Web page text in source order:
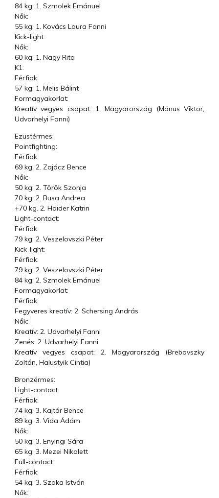
84 kg: 1. Szmolek Emánuel
Nők:
55 kg: 1. Kovács Laura Fanni
Kick-light:
Nők:
60 kg: 1. Nagy Rita
K1:
Férfiak:
57 kg: 1. Melis Bálint
Formagyakorlat:
Kreatív vegyes csapat: 1. Magyarország (Mónus Viktor,
Udvarhelyi Fanni)
Ezüstérmes:
Pointfighting:
Férfiak:
69 kg: 2. Zajácz Bence
Nők:
50 kg: 2. Török Szonja
70 kg: 2. Busa Andrea
+70 kg. 2. Haider Katrin
Light-contact:
Férfiak:
79 kg: 2. Veszelovszki Péter
Kick-light:
Férfiak:
79 kg: 2. Veszelovszki Péter
84 kg: 2. Szmolek Emánuel
Formagyakorlat:
Férfiak:
Fegyveres kreatív: 2. Schersing András
Nők:
Kreatív: 2. Udvarhelyi Fanni
Zenés: 2. Udvarhelyi Fanni
Kreatív vegyes csapat: 2. Magyarország (Brebovszky
Zoltán, Halustyik Cintia)
Bronzérmes:
Light-contact:
Férfiak:
74 kg: 3. Kajtár Bence
89 kg: 3. Vida Ádám
Nők:
50 kg: 3. Enyingi Sára
65 kg: 3. Mezei Nikolett
Full-contact:
Férfiak:
54 kg: 3. Szaka István
Nők: